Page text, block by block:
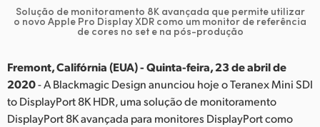
India
Japan
Korea
Solução de monitoramento 8K avançada que permite utilizar
o novo Apple Pro Display XDR como um monitor de referência
de cores no set e na pós-produção
Fremont, Califórnia (EUA) - Quinta-feira, 23 de abril de
2020- A Blackmagic Design anunciou hoje o Teranex Mini SDI
to DisplayPort 8K HDR, uma solução de monitoramento
DisplayPort 8K avançada para monitores DisplayPort como